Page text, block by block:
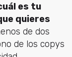
es tu
quieres
de dos
de los copys